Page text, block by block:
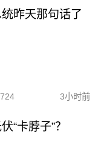
昨天那句话了
3小时前
“卡脖子”？